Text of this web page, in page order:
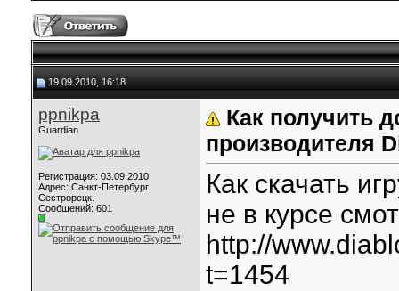
19.09.2010, 16:18
ppnikpa
Guardian
Регистрация: 03.09.2010
Адрес: Санкт-Петербург.
Сестрорецк.
Сообщений: 601
Как получить
производителя
Как скачать
не в курсе
http://
t=1454